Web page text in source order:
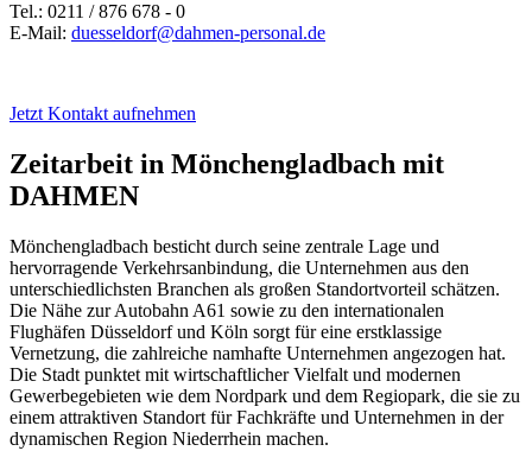
Tel.: 0211 / 876 678 - 0
E-Mail: duesseldorf@dahmen-personal.de
Jetzt Kontakt aufnehmen
Zeitarbeit in Mönchengladbach mit
DAHMEN
Mönchengladbach besticht durch seine zentrale Lage und
hervorragende Verkehrsanbindung, die Unternehmen aus den
unterschiedlichsten Branchen als großen Standortvorteil schätzen.
Die Nähe zur Autobahn A61 sowie zu den internationalen
Flughäfen Düsseldorf und Köln sorgt für eine erstklassige
Vernetzung, die zahlreiche namhafte Unternehmen angezogen hat.
Die Stadt punktet mit wirtschaftlicher Vielfalt und modernen
Gewerbegebieten wie dem Nordpark und dem Regiopark, die sie zu
einem attraktiven Standort für Fachkräfte und Unternehmen in der
dynamischen Region Niederrhein machen.